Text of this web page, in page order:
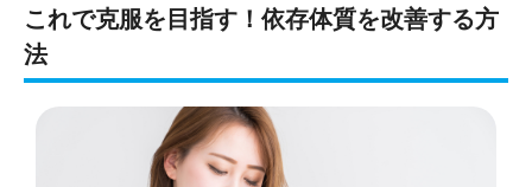
これで克服を目指す！依存体質を改善する方
法